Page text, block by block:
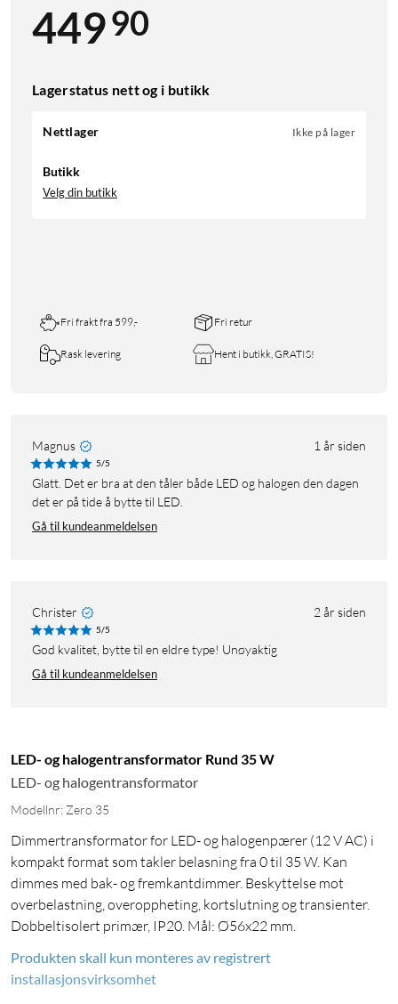
44990
Lagerstatus nett og i butikk
Nettlager Ikke på lager
Butikk
Velg din butikk
Fri frakt fra 599,- Fri retur
Rask levering Hent i butikk, GRATIS!
Magnus 1 år siden
5/5
Glatt. Det er bra at den tåler både LED og halogen den dagen
det er på tide å bytte til LED.
Gå til kundeanmeldelsen
Christer 2 år siden
5/5
God kvalitet, bytte til en eldre type! Unøyaktig
Gå til kundeanmeldelsen
LED- og halogentransformator Rund 35 W
LED- og halogentransformator
Modellnr: Zero 35
Dimmertransformator for LED- og halogenpærer (12 V AC) i
kompakt format som takler belasning fra 0 til 35 W. Kan
dimmes med bak- og fremkantdimmer. Beskyttelse mot
overbelastning, overoppheting, kortslutning og transienter.
Dobbeltisolert primær, IP20. Mål: Ø56x22 mm.
Produkten skall kun monteres av registrert
installasjonsvirksomhet